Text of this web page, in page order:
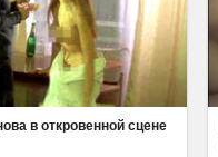
в откровенной сцене